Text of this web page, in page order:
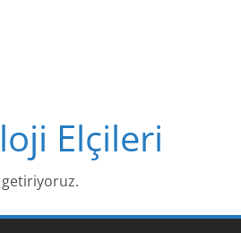
Elçileri